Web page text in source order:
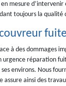
mesure
toujours la qualité
couvreur
à des dommages
urgence réparation
environs. Nous
ainsi des